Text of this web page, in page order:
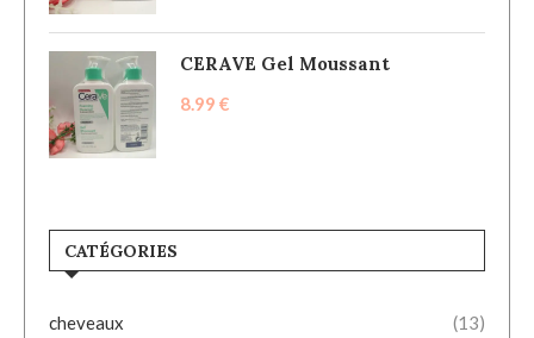
CERAVE Gel Moussant
8.99 €
CATÉGORIES
cheveaux (13)